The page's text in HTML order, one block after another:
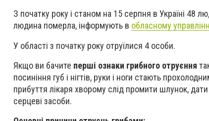
З початку року і станом на 15 серпня в Україні 48
людина померла, інформують в обласному
У області з початку року отруїлися 4 особи.
Якщо ви бачите перші ознаки грибного отруєння
посиніння губ і нігтів, руки і ноги стають
прибуття лікаря хворому слід промити шлунок,
серцеві засоби.